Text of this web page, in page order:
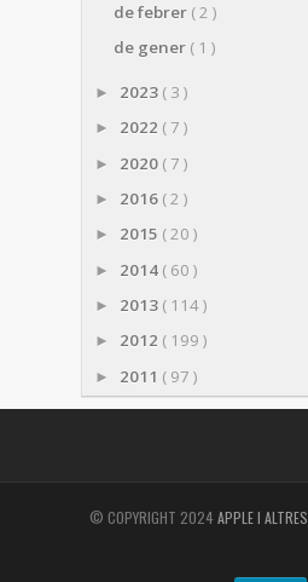
de febrer ( 2 )
de gener ( 1 )
► 2023 ( 3 )
► 2022 ( 7 )
► 2020 ( 7 )
► 2016 ( 2 )
► 2015 ( 20 )
► 2014 ( 60 )
► 2013 ( 114 )
► 2012 ( 199 )
► 2011 ( 97 )
© COPYRIGHT 2024 APPLE I ALTRES